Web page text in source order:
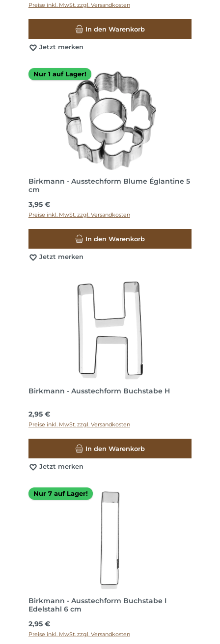
Preise inkl. MwSt. zzgl. Versandkosten
In den Warenkorb
Jetzt merken
Nur 1 auf Lager!
Birkmann - Ausstechform Blume Églantine 5
cm
Regulärer Preis:
3,95 €
Preise inkl. MwSt. zzgl. Versandkosten
In den Warenkorb
Jetzt merken
Birkmann - Ausstechform Buchstabe H
Regulärer Preis:
2,95 €
Preise inkl. MwSt. zzgl. Versandkosten
In den Warenkorb
Jetzt merken
Nur 7 auf Lager!
Birkmann - Ausstechform Buchstabe I
Edelstahl 6 cm
Regulärer Preis:
2,95 €
Preise inkl. MwSt. zzgl. Versandkosten